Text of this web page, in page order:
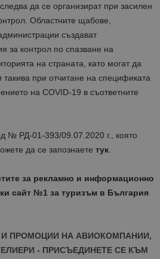
да се организират при засилен
Областните щабове,
създават
за контрол по спазване на
на страната, като могат да
при отчитане на спецификата
на COVID-19 в съответните
№ РД-01-393/09.07.2020 г., която
да се запознаете тук.
за рекламно и информационно
сайт №1 за туризъм в България
И ПРОМОЦИИ НА АВИОКОМПАНИИ,
- ПРИСЪЕДИНЕТЕ СЕ КЪМ